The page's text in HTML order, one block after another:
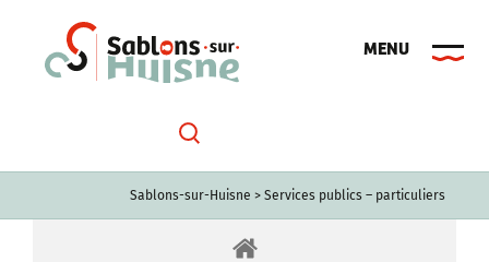
Sablons-sur-Huisne > Services publics – particuliers